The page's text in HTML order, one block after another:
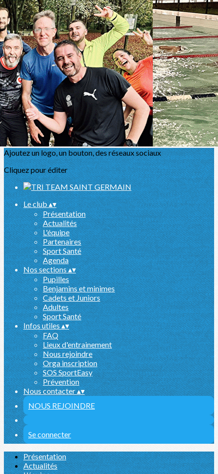
Exporter les lignes sélectionnées
Exporter toutes les colonnes
Exporter uniquement les colonnes affichées
Menu
<
>
Présentation
Actualités
L'équipe
Partenaires
Sport Santé
Agenda
Ajoutez un logo, un bouton, des réseaux sociaux
Cliquez pour éditer
Le club▴▾
Présentation
Actualités
L'équipe
Partenaires
Sport Santé
Agenda
Nos sections▴▾
Pupilles
Benjamins et minimes
Cadets et Juniors
Adultes
Sport Santé
Infos utiles▴▾
FAQ
Lieux d'entrainement
Nous rejoindre
Orga inscription
SOS SportEasy
Prévention
Nous contacter▴▾
NOUS REJOINDRE
Se connecter
Présentation
Actualités